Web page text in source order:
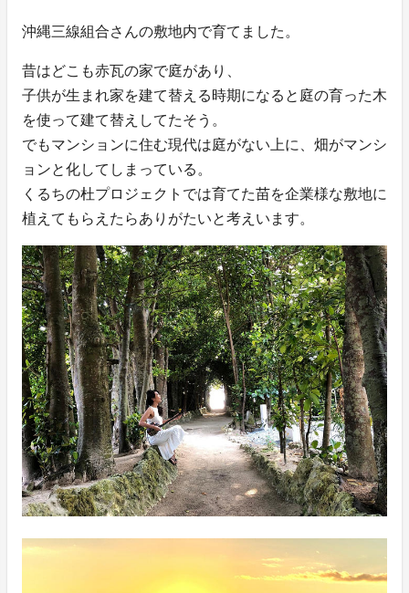
沖縄三線組合さんの敷地内で育てました。
昔はどこも赤瓦の家で庭があり、
子供が生まれ家を建て替える時期になると庭の育った木
を使って建て替えしてたそう。
でもマンションに住む現代は庭がない上に、畑がマンシ
ョンと化してしまっている。
くるちの杜プロジェクトでは育てた苗を企業様な敷地に
植えてもらえたらありがたいと考えいます。